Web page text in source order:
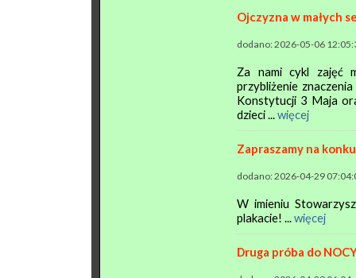
Ojczyzna w małych
dodano: 2026-05-06
Za nami cykl zajęć
przybliżenie
Konstytucji 3 Maja
dzieci ...więcej
Zapraszamy na
dodano: 2026-04-29
W imieniu
plakacie! ...więcej
Druga próba do